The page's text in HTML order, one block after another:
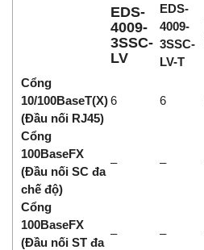
EDS-
4009-
3SSC-
LV
EDS-
4009-
3SSC-
LV-T
Cổng
10/100BaseT(X)
(Đầu nối RJ45)
6 6
Cổng
100BaseFX
(Đầu nối SC đa
chế độ)
– –
Cổng
100BaseFX
(Đầu nối ST đa
– –